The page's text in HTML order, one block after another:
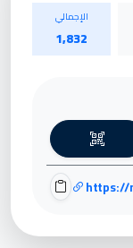
الإجمالي
1,832
https://